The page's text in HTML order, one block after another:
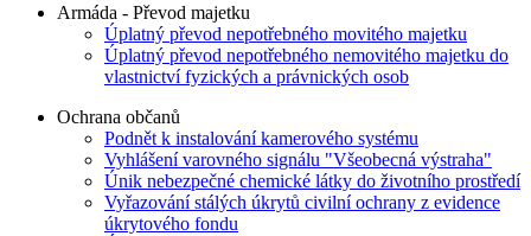
Armáda - Převod majetku
Úplatný převod nepotřebného movitého majetku
Úplatný převod nepotřebného nemovitého majetku do
vlastnictví fyzických a právnických osob
Ochrana občanů
Podnět k instalování kamerového systému
Vyhlášení varovného signálu "Všeobecná výstraha"
Únik nebezpečné chemické látky do životního prostředí
Vyřazování stálých úkrytů civilní ochrany z evidence
úkrytového fondu